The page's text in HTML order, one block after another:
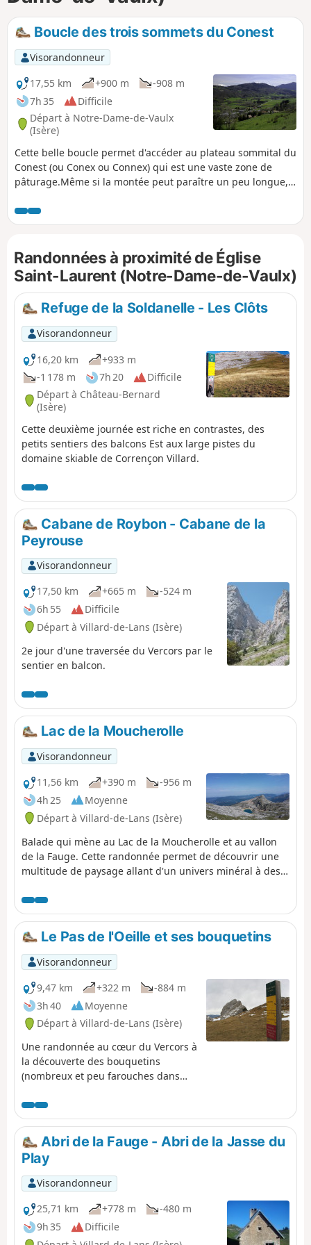
Boucle des trois sommets du Conest
Visorandonneur
17,55 km
+900 m
-908 m
7h 35
Difficile
Départ à Notre-Dame-de-Vaulx
(Isère)
Cette belle boucle permet d'accéder au plateau sommital du
Conest (ou Conex ou Connex) qui est une vaste zone de
pâturage.Même si la montée peut paraître un peu longue,
le randonneur une fois arrivé en haut : un panorama à 360°
laissant découvrir les massifs de Belledonne, du Taillefer,
Difficile est due au cumul de la distance du dénivelé, tous
deux importants.
Randonnées à proximité de Église
Saint-Laurent (Notre-Dame-de-Vaulx)
Refuge de la Soldanelle - Les Clôts
Visorandonneur
16,20 km
+933 m
-1 178 m
7h 20
Difficile
Départ à Château-Bernard
(Isère)
Cette deuxième journée est riche en contrastes, des
petits sentiers des balcons Est aux large pistes du
domaine skiable de Corrençon Villard.
Cabane de Roybon - Cabane de la
Peyrouse
Visorandonneur
17,50 km
+665 m
-524 m
6h 55
Difficile
Départ à Villard-de-Lans (Isère)
2e jour d'une traversée du Vercors par le
sentier en balcon.
Lac de la Moucherolle
Visorandonneur
11,56 km
+390 m
-956 m
4h 25
Moyenne
Départ à Villard-de-Lans (Isère)
Balade qui mène au Lac de la Moucherolle et au vallon
de la Fauge. Cette randonnée permet de découvrir une
multitude de paysage allant d'un univers minéral à des
panoramas sur l'ensemble du Vercors Nord.
Le Pas de l'Oeille et ses bouquetins
Visorandonneur
9,47 km
+322 m
-884 m
3h 40
Moyenne
Départ à Villard-de-Lans (Isère)
Une randonnée au cœur du Vercors à
la découverte des bouquetins
(nombreux et peu farouches dans
l'arrivée, de beaux panoramas sur les
montagnes environnantes.
Abri de la Fauge - Abri de la Jasse du
Play
Visorandonneur
25,71 km
+778 m
-480 m
9h 35
Difficile